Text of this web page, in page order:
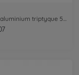
Cadre en aluminium triptyque 50 x 80 cm